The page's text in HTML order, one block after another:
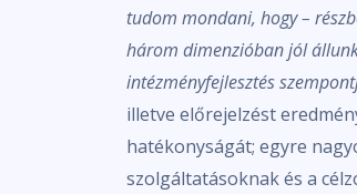
tudom mondani, hogy –
három dimenzióban jól
intézményfejlesztés
illetve előrejelzést
hatékonyságát; egyre
szolgáltatásoknak és a